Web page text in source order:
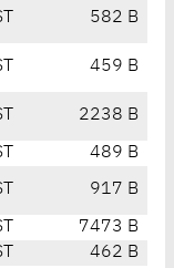
582 B
459 B
2238 B
489 B
917 B
7473 B
462 B